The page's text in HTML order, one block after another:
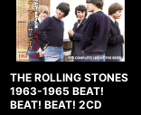
THE ROLLING STONES
1963-1965 BEAT!
BEAT! BEAT! 2CD